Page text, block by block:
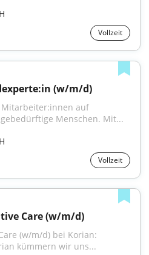
Vollzeit
(w/m/d)
auf
Menschen. Mit...
Vollzeit
Care (w/m/d)
(w/m/d) bei Korian:
kümmern wir uns...